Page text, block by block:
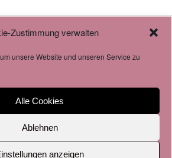
Zustimmung verwalten
unsere Website und unseren Service zu
Alle Cookies
Ablehnen
anzeigen
Stolz präsentiert von WordPress